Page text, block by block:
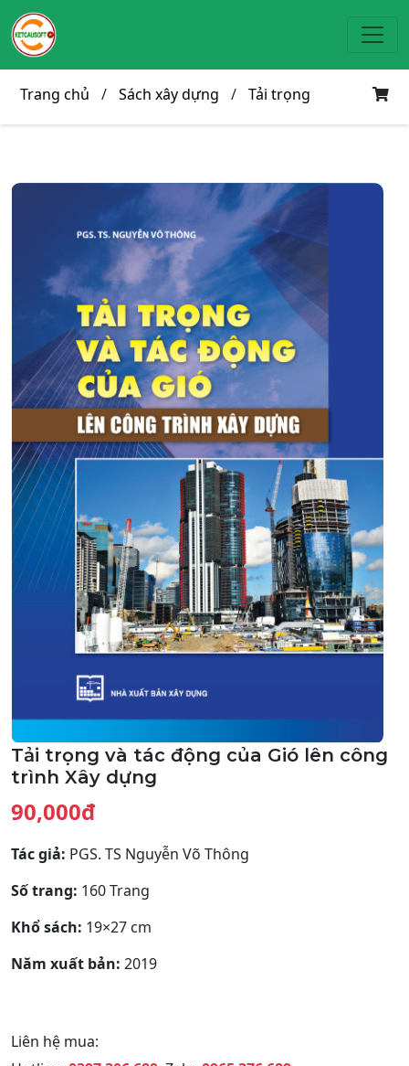
Trang chủ / Sách xây dựng / Tải trọng
Tải trọng và tác động của Gió lên công
trình Xây dựng
90,000đ
Tác giả: PGS. TS Nguyễn Võ Thông
Số trang: 160 Trang
Khổ sách: 19×27 cm
Năm xuất bản: 2019
Liên hệ mua: